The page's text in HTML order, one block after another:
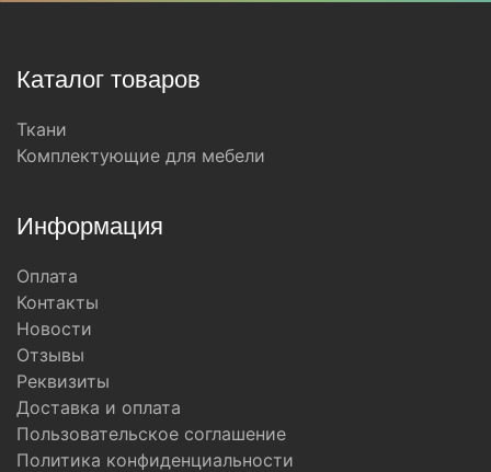
Каталог товаров
Ткани
Комплектующие для мебели
Информация
Оплата
Контакты
Новости
Отзывы
Реквизиты
Доставка и оплата
Пользовательское соглашение
Политика конфиденциальности